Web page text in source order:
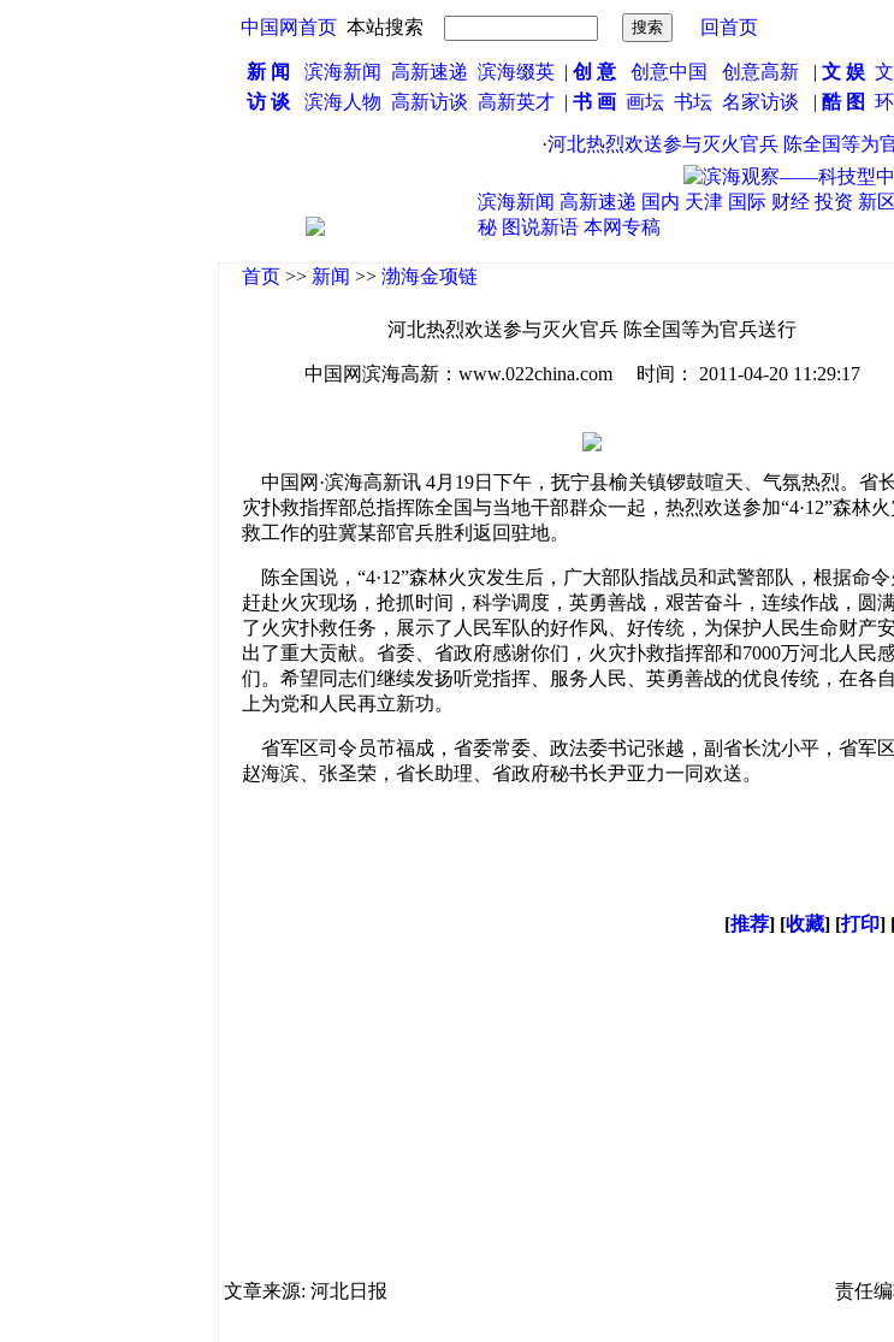
中国网首页 本站搜索 回首页
新 闻 滨海新闻 高新速递 滨海缀英| 创 意 创意中国 创意高新 | 文 娱
访 谈
滨海人物 高新访谈 高新英才 | 书 画 画坛 书坛 名家访谈 | 酷 图
河北热烈欢送参与灭火官兵 陈全国等为官
滨海新闻 高新速递 国内 天津 国际 财经 投资 新
秘 图说新语 本网专稿
首页 >> 新闻 >> 渤海金项链
河北热烈欢送参与灭火官兵 陈全国等为官兵送行
中国网滨海高新：www.022china.com 时间： 2011-04-20 11:29:17
中国网·滨海高新讯 4月19日下午，抚宁县榆关镇锣鼓喧天、气氛热烈。省
灾扑救指挥部总指挥陈全国与当地干部群众一起，热烈欢送参加“4·12”森林
救工作的驻冀某部官兵胜利返回驻地。
陈全国说，“4·12”森林火灾发生后，广大部队指战员和武警部队，根据命令
赶赴火灾现场，抢抓时间，科学调度，英勇善战，艰苦奋斗，连续作战，圆
了火灾扑救任务，展示了人民军队的好作风、好传统，为保护人民生命财产
出了重大贡献。省委、省政府感谢你们，火灾扑救指挥部和7000万河北人民
们。希望同志们继续发扬听党指挥、服务人民、英勇善战的优良传统，在各
上为党和人民再立新功。
省军区司令员芇福成，省委常委、政法委书记张越，副省长沈小平，省军
赵海滨、张圣荣，省长助理、省政府秘书长尹亚力一同欢送。
[推荐] [收藏] [打印]
文章来源: 河北日报 责任